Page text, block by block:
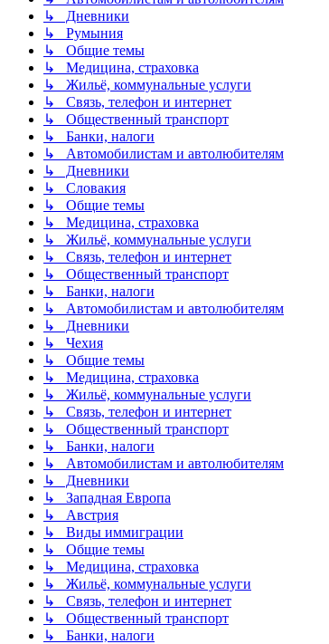
↳ Дневники
↳ Румыния
↳ Общие темы
↳ Медицина, страховка
↳ Жильё, коммунальные услуги
↳ Связь, телефон и интернет
↳ Общественный транспорт
↳ Банки, налоги
↳ Автомобилистам и автолюбителям
↳ Дневники
↳ Словакия
↳ Общие темы
↳ Медицина, страховка
↳ Жильё, коммунальные услуги
↳ Связь, телефон и интернет
↳ Общественный транспорт
↳ Банки, налоги
↳ Автомобилистам и автолюбителям
↳ Дневники
↳ Чехия
↳ Общие темы
↳ Медицина, страховка
↳ Жильё, коммунальные услуги
↳ Связь, телефон и интернет
↳ Общественный транспорт
↳ Банки, налоги
↳ Автомобилистам и автолюбителям
↳ Дневники
↳ Западная Европа
↳ Австрия
↳ Виды иммиграции
↳ Общие темы
↳ Медицина, страховка
↳ Жильё, коммунальные услуги
↳ Связь, телефон и интернет
↳ Общественный транспорт
↳ Банки, налоги